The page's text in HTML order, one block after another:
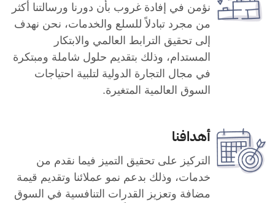
نؤمن في إفادة غروب بأن دورنا ورسالتنا أكثر
من مجرد تبادلاً للسلع والخدمات، نحن نهدف
إلى تحقيق الترابط العالمي والابتكار
المستدام، وذلك بتقديم حلول شاملة ومبتكرة
في مجال التجارة الدولية لتلبية احتياجات
السوق العالمية المتغيرة.
أهدافنا
التركيز على تحقيق التميز فيما نقدم من
خدمات، وذلك بدعم نمو عملائنا وتقديم قيمة
مضافة وتعزيز القدرات التنافسية في السوق